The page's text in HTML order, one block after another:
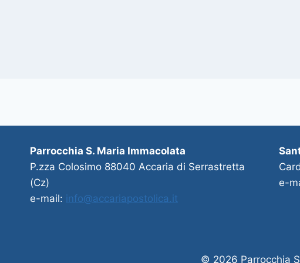
Parrocchia S. Maria Immacolata
P.zza Colosimo 88040 Accaria di Serrastretta
(Cz)
e-mail: info@accariapostolica.it
e-
© 2026 Parrocchia